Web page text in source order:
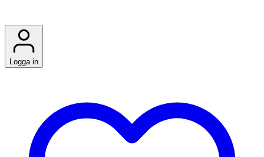
Logga in